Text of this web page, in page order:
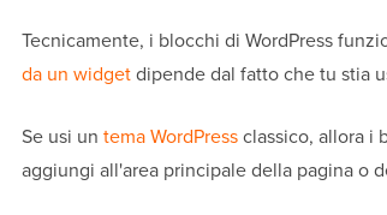
Tecnicamente, i blocchi di WordPress
da un widgetdipende dal fatto che tu stia
Se usi un tema WordPressclassico, allora i
aggiungi all'area principale della pagina o